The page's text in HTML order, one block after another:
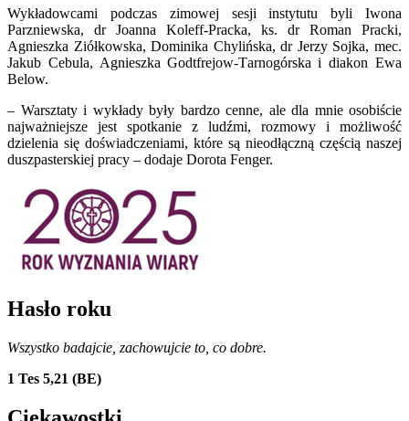
Wykładowcami podczas zimowej sesji instytutu byli Iwona
Parzniewska, dr Joanna Koleff-Pracka, ks. dr Roman Pracki,
Agnieszka Ziółkowska, Dominika Chylińska, dr Jerzy Sojka, mec.
Jakub Cebula, Agnieszka Godtfrejow-Tarnogórska i diakon Ewa
Below.
– Warsztaty i wykłady były bardzo cenne, ale dla mnie osobiście
najważniejsze jest spotkanie z ludźmi, rozmowy i możliwość
dzielenia się doświadczeniami, które są nieodłączną częścią naszej
duszpasterskiej pracy – dodaje Dorota Fenger.
Hasło roku
Wszystko badajcie, zachowujcie to, co dobre.
1 Tes 5,21 (BE)